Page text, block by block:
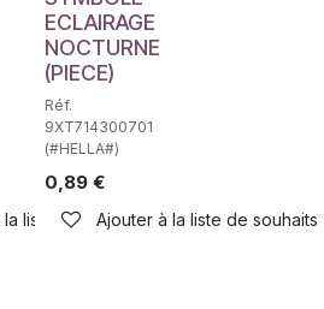
liste de souhaits
ECLAIRAGE
NOCTURNE
(PIECE)
Réf.
9XT714300701
(#HELLA#)
0,89€
Ajouter à la liste de souhaits